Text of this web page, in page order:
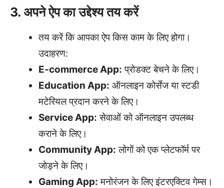
3. अपने ऐप का उद्देश्य तय करें
तय करें कि आपका ऐप किस काम के लिए होगा।
उदाहरण:
E-commerce App: प्रोडक्ट बेचने के लिए।
Education App: ऑनलाइन कोर्सेज या स्टडी
मटेरियल प्रदान करने के लिए।
Service App: सेवाओं को ऑनलाइन उपलब्ध
कराने के लिए।
Community App: लोगों को एक प्लेटफॉर्म पर
जोड़ने के लिए।
Gaming App: मनोरंजन के लिए इंटरएक्टिव गेम्स।